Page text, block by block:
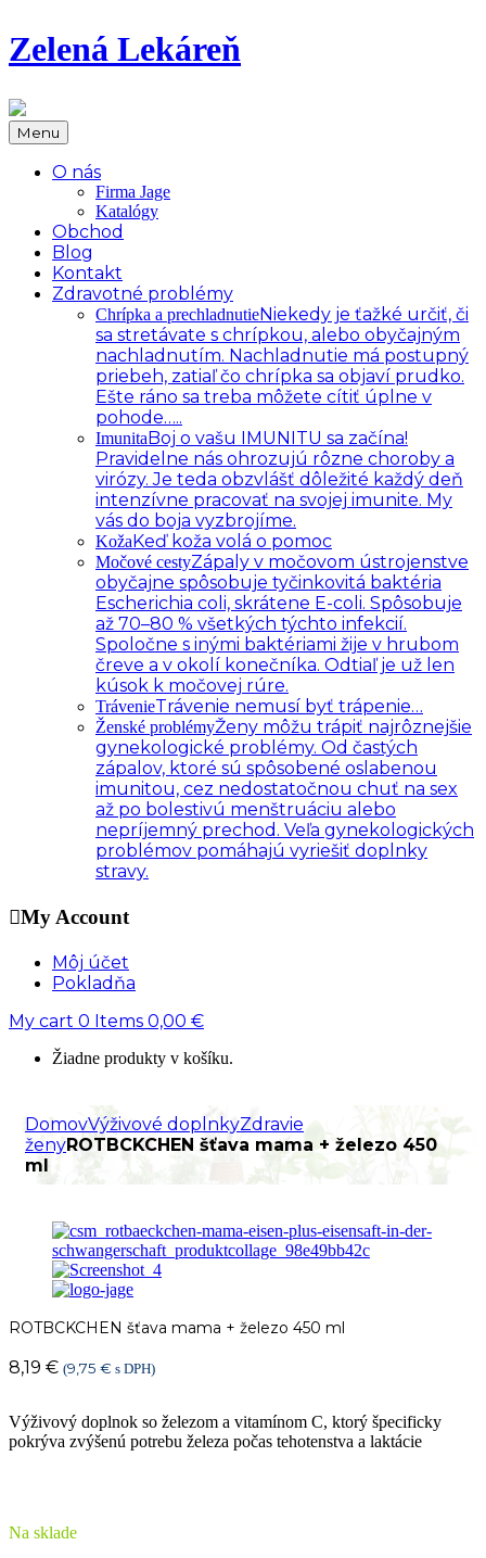
Zelená Lekáreň
Menu
O nás
Firma Jage
Katalógy
Obchod
Blog
Kontakt
Zdravotné problémy
Chrípka a prechladnutieNiekedy je ťažké určiť, či
sa stretávate s chrípkou, alebo obyčajným
nachladnutím. Nachladnutie má postupný
priebeh, zatiaľ čo chrípka sa objaví prudko.
Ešte ráno sa treba môžete cítiť úplne v
pohode…..
ImunitaBoj o vašu IMUNITU sa začína!
Pravidelne nás ohrozujú rôzne choroby a
virózy. Je teda obzvlášť dôležité každý deň
intenzívne pracovať na svojej imunite. My
vás do boja vyzbrojíme.
KožaKeď koža volá o pomoc
Močové cestyZápaly v močovom ústrojenstve
obyčajne spôsobuje tyčinkovitá baktéria
Escherichia coli, skrátene E-coli. Spôsobuje
až 70–80 % všetkých týchto infekcií.
Spoločne s inými baktériami žije v hrubom
čreve a v okolí konečníka. Odtiaľ je už len
kúsok k močovej rúre.
TrávenieTrávenie nemusí byť trápenie…
Ženské problémyŽeny môžu trápiť najrôznejšie
gynekologické problémy. Od častých
zápalov, ktoré sú spôsobené oslabenou
imunitou, cez nedostatočnou chuť na sex
až po bolestivú menštruáciu alebo
nepríjemný prechod. Veľa gynekologických
problémov pomáhajú vyriešiť doplnky
stravy.
My Account
Môj účet
Pokladňa
My cart 0 Items 0,00 €
Žiadne produkty v košíku.
DomovVýživové doplnkyZdravie
ženyROTBӒCKCHEN šťava mama + železo 450
ml
ROTBӒCKCHEN šťava mama + železo 450 ml
8,19 € (9,75 € s DPH)
Výživový doplnok so železom a vitamínom C, ktorý špecificky
pokrýva zvýšenú potrebu železa počas tehotenstva a laktácie
Na sklade